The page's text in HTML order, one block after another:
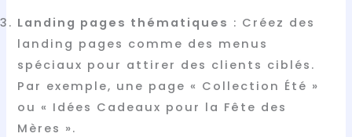
Landing pages thématiques : Créez des
landing pages comme des menus
spéciaux pour attirer des clients ciblés.
Par exemple, une page « Collection Été »
ou « Idées Cadeaux pour la Fête des
Mères ».